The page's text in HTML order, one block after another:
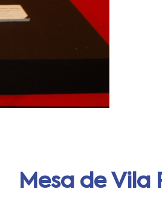
Mesa de Vila